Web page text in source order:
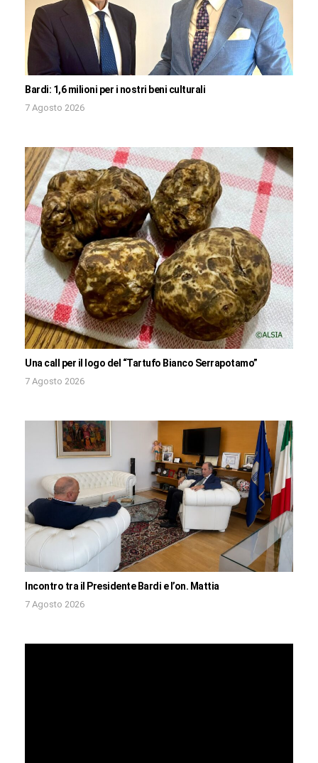
Bardi: 1,6 milioni per i nostri beni culturali
7 Agosto 2026
Una call per il logo del “Tartufo Bianco Serrapotamo”
7 Agosto 2026
Incontro tra il Presidente Bardi e l’on. Mattia
7 Agosto 2026